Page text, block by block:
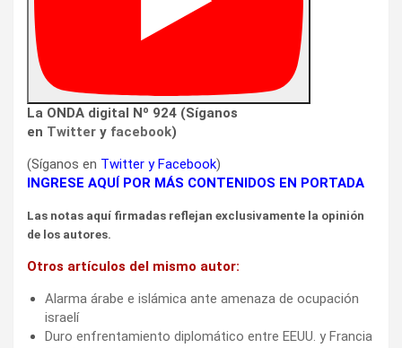
La ONDA digital Nº 924 (Síganos
en Twitter y facebook)
(Síganos en Twitter yFacebook)
INGRESE AQUÍ POR MÁS CONTENIDOS EN PORTADA
Las notas aquí firmadas reflejan exclusivamente la opinión
de los autores.
Otros artículos del mismo autor:
Alarma árabe e islámica ante amenaza de ocupación
israelí
Duro enfrentamiento diplomático entre EEUU. y Francia